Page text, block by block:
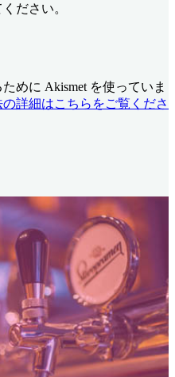
ださい。
めに Akismet を使っていま
詳細はこちらをご覧くださ